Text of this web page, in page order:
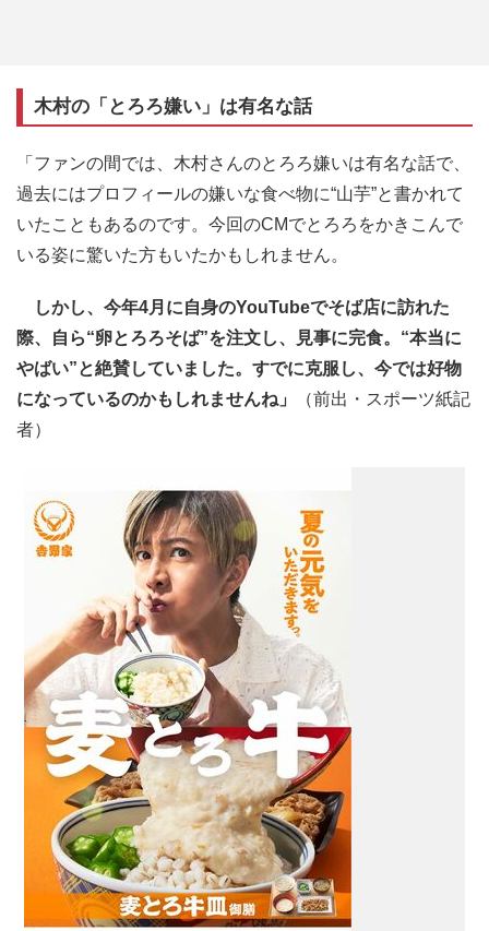
木村の「とろろ嫌い」は有名な話
「ファンの間では、木村さんのとろろ嫌いは有名な話で、
過去にはプロフィールの嫌いな食べ物に“山芋”と書かれて
いたこともあるのです。今回のCMでとろろをかきこんで
いる姿に驚いた方もいたかもしれません。
しかし、今年4月に自身のYouTubeでそば店に訪れた
際、自ら“卵とろろそば”を注文し、見事に完食。“本当に
やばい”と絶賛していました。すでに克服し、今では好物
になっているのかもしれませんね」
（前出・スポーツ紙記
者）